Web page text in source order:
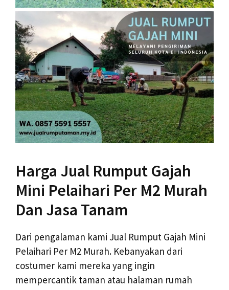
Harga Jual Rumput Gajah
Mini Pelaihari Per M2 Murah
Dan Jasa Tanam
Dari pengalaman kami Jual Rumput Gajah Mini
Pelaihari Per M2 Murah. Kebanyakan dari
costumer kami mereka yang ingin
mempercantik taman atau halaman rumah